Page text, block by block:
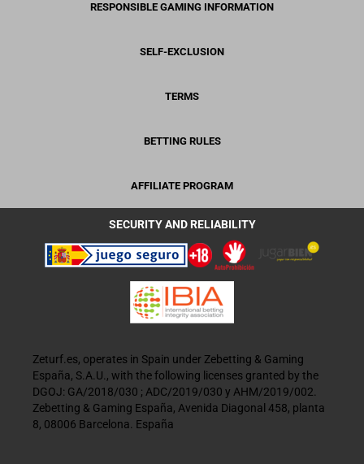
RESPONSIBLE GAMING INFORMATION
SELF-EXCLUSION
TERMS
BETTING RULES
AFFILIATE PROGRAM
SECURITY AND RELIABILITY
Zeturf.es, operates in Spain under Zebetting & Gaming
España, S.A.U., with the following licenses granted by the
DGOJ: GA/2018/030 ; ADC/2019/030 y AHM/2019/002.
Zebetting & Gaming España, Avenida Diagonal 458, planta
8, 08006 Barcelona. España